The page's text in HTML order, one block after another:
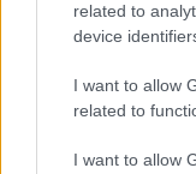
related to
device
I want to allow
related to
I want to allow